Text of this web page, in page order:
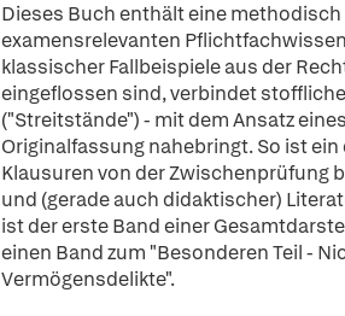
Dieses Buch enthält eine
examensrelevanten
klassischer Fallbeispiele aus der
eingeflossen sind, verbindet
("Streitstände") - mit dem Ansatz
Originalfassung nahebringt. So ist
Klausuren von der Zwischenprüfung
und (gerade auch didaktischer)
ist der erste Band einer
einen Band zum "Besonderen Teil -
Vermögensdelikte".